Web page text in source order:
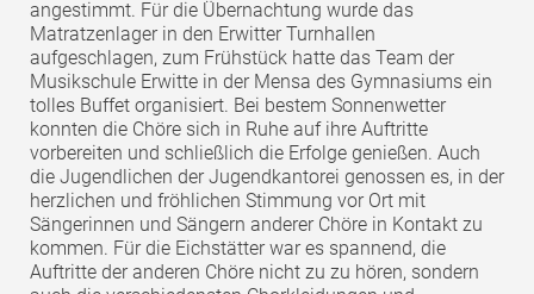
angestimmt. Für die Übernachtung wurde das
Matratzenlager in den Erwitter Turnhallen
aufgeschlagen, zum Frühstück hatte das Team der
Musikschule Erwitte in der Mensa des Gymnasiums ein
tolles Buffet organisiert. Bei bestem Sonnenwetter
konnten die Chöre sich in Ruhe auf ihre Auftritte
vorbereiten und schließlich die Erfolge genießen. Auch
die Jugendlichen der Jugendkantorei genossen es, in der
herzlichen und fröhlichen Stimmung vor Ort mit
Sängerinnen und Sängern anderer Chöre in Kontakt zu
kommen. Für die Eichstätter war es spannend, die
Auftritte der anderen Chöre nicht zu zu hören, sondern